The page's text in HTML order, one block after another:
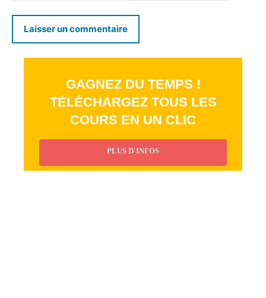
GAGNEZ DU TEMPS !
TÉLÉCHARGEZ TOUS LES
COURS EN UN CLIC
PLUS D'INFOS